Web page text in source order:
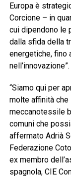
Europa è
Corcione – in
cui dipendono le
dalla sfida della
energetiche, fino
nell’innovazione”.
“Siamo qui per
molte affinità che
meccanotessile
comuni che
affermato Adrià
Federazione
ex membro
spagnola, CIE